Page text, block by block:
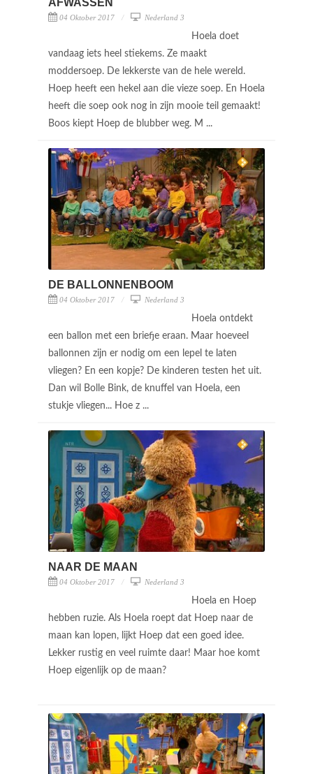
AFWASSEN
04 Oktober 2017 Nederland 3
Hoela doet
vandaag iets heel stiekems. Ze maakt
moddersoep. De lekkerste van de hele wereld.
Hoep heeft een hekel aan die vieze soep. En Hoela
heeft die soep ook nog in zijn mooie teil gemaakt!
Boos kiept Hoep de blubber weg. M ...
DE BALLONNENBOOM
04 Oktober 2017 Nederland 3
Hoela ontdekt
een ballon met een briefje eraan. Maar hoeveel
ballonnen zijn er nodig om een lepel te laten
vliegen? En een kopje? De kinderen testen het uit.
Dan wil Bolle Bink, de knuffel van Hoela, een
stukje vliegen... Hoe z ...
NAAR DE MAAN
04 Oktober 2017 Nederland 3
Hoela en Hoep
hebben ruzie. Als Hoela roept dat Hoep naar de
maan kan lopen, lijkt Hoep dat een goed idee.
Lekker rustig en veel ruimte daar! Maar hoe komt
Hoep eigenlijk op de maan?